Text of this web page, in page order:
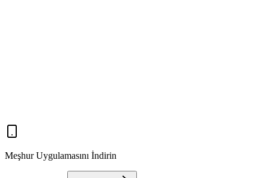
Meşhur Uygulamasını İndirin